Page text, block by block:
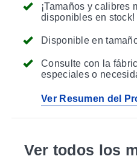
¡Tamaños y calibres
disponibles en stock!
Disponible en
Consulte con la
especiales o
Ver Resumen del
Ver todos los